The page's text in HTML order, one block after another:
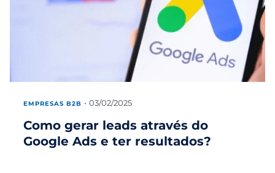
EMPRESAS B2B 03/02/2025
Como gerar leads através do
Google Ads e ter resultados?